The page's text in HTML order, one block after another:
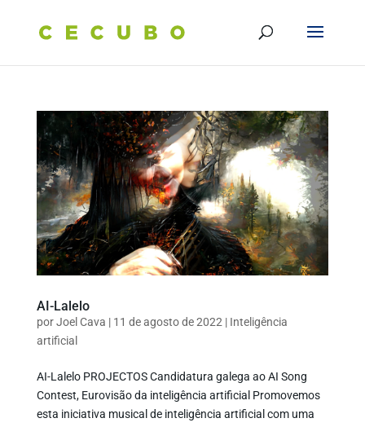
AI-Lalelo
porJoel Cava | 11 de agosto de 2022 | Inteligência
artificial
AI-Lalelo PROJECTOS Candidatura galega ao AI Song
Contest, Eurovisão da inteligência artificial Promovemos
esta iniciativa musical de inteligência artificial com uma